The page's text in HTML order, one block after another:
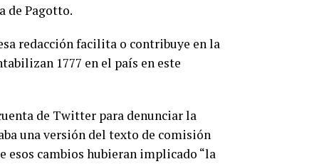
de Pagotto.
redacción facilita o contribuye en la
1777 en el país en este
de Twitter para denunciar la
una versión del texto de comisión
esos cambios hubieran implicado “la